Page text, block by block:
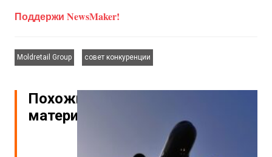
Поддержи NewsMaker!
Moldretail Group
совет конкуренции
Похожие
материалы